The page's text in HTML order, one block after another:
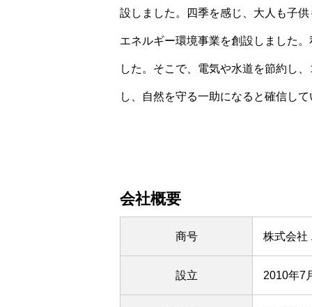
設しました。四季を感じ、大人も子
エネルギー環境事業を創設しました
した。そこで、電気や水道を節約し
し、自然を守る一助になると確信し
会社概要
商号 株式会社
設立 2010年7